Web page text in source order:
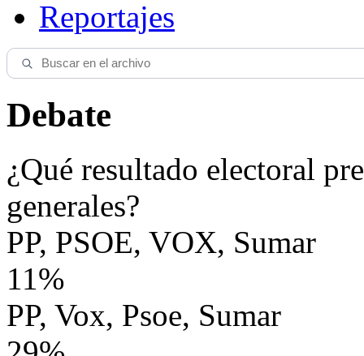
Reportajes
Debate
¿Qué resultado electoral
generales?
PP, PSOE, VOX, Sumar
11%
PP, Vox, Psoe, Sumar